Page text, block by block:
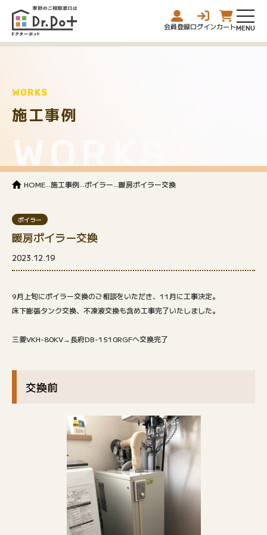
会員登録ログインカート
WORKS
施工事例
WORKS
HOME 施工事例 ボイラー 暖房ボイラー交換
ボイラー
暖房ボイラー交換
2023.12.19
9月上旬にボイラー交換のご相談をいただき、11月に工事決定。
床下膨張タンク交換、不凍液交換も含め工事完了いたしました。
三菱VKH-80KV→長府DB-1510RGFへ交換完了
交換前